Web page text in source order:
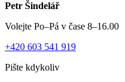
Petr Šindelář
Volejte Po–Pá v čase 8–16.00
+420 603 541 919
Pište kdykoliv